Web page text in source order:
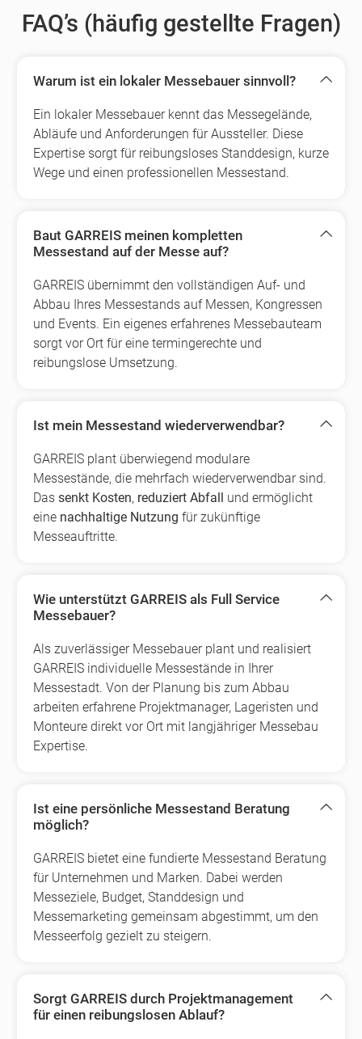
FAQ’s (häufig gestellte Fragen)
Warum ist ein lokaler Messebauer sinnvoll?
Ein lokaler Messebauer kennt das Messegelände,
Abläufe und Anforderungen für Aussteller. Diese
Expertise sorgt für reibungsloses Standdesign, kurze
Wege und einen professionellen Messestand.
Baut GARREIS meinen kompletten
Messestand auf der Messe auf?
GARREIS übernimmt den vollständigen Auf- und
Abbau Ihres Messestands auf Messen, Kongressen
und Events. Ein eigenes erfahrenes Messebauteam
sorgt vor Ort für eine termingerechte und
reibungslose Umsetzung.
Ist mein Messestand wiederverwendbar?
GARREIS plant überwiegend modulare
Messestände, die mehrfach wiederverwendbar sind.
Das senkt Kosten, reduziert Abfall und ermöglicht
eine nachhaltige Nutzung für zukünftige
Messeauftritte.
Wie unterstützt GARREIS als Full Service
Messebauer?
Als zuverlässiger Messebauer plant und realisiert
GARREIS individuelle Messestände in Ihrer
Messestadt. Von der Planung bis zum Abbau
arbeiten erfahrene Projektmanager, Lageristen und
Monteure direkt vor Ort mit langjähriger Messebau
Expertise.
Ist eine persönliche Messestand Beratung
möglich?
GARREIS bietet eine fundierte Messestand Beratung
für Unternehmen und Marken. Dabei werden
Messeziele, Budget, Standdesign und
Messemarketing gemeinsam abgestimmt, um den
Messeerfolg gezielt zu steigern.
Sorgt GARREIS durch Projektmanagement
für einen reibungslosen Ablauf?